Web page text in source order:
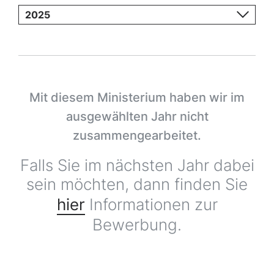
2025
Mit diesem Ministerium haben wir im
ausgewählten Jahr nicht
zusammengearbeitet.
Falls Sie im nächsten Jahr dabei
sein möchten, dann finden Sie
hier Informationen zur
Bewerbung.